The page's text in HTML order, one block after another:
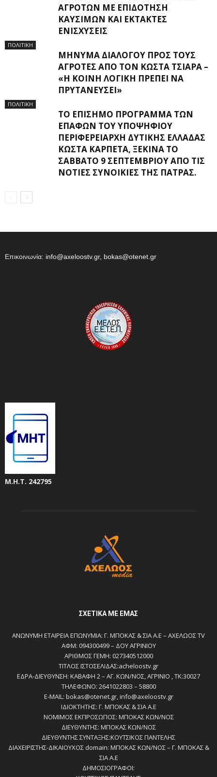
ΑΓΡΟΤΏΝ ΜΕ ΕΠΙΔΌΤΗΣΗ
ΚΑΥΣΊΜΩΝ ΚΑΙ ΈΚΤΑΚΤΕΣ
ΕΝΙΣΧΎΣΕΙΣ
ΠΟΛΙΤΙΚΗ
ΜΉΝΥΜΑ ΔΙΑΛΌΓΟΥ ΠΡΟΣ ΤΟΥΣ
ΑΓΡΌΤΕΣ ΑΠΌ ΤΟΝ ΚΏΣΤΑ ΤΣΙΆΡΑ –
«Η ΚΟΙΝΉ ΛΟΓΙΚΉ ΠΡΈΠΕΙ ΝΑ
ΠΡΥΤΑΝΕΎΣΕΙ»
ΠΟΛΙΤΙΚΗ
ΤΟ ΕΠΊΣΗΜΟ ΠΡΌΓΡΑΜΜΑ ΤΩΝ
ΕΠΑΦΏΝ ΤΟΥ ΥΠΟΨΉΦΙΟΥ
ΠΕΡΙΦΕΡΕΙΆΡΧΗ ΔΥΤΙΚΉΣ ΕΛΛΆΔΑΣ
ΚΏΣΤΑ ΚΑΡΠΈΤΑ, ΞΕΚΙΝΆ ΤΟ
ΣΆΒΒΑΤΟ 9 ΣΕΠΤΕΜΒΡΊΟΥ ΑΠΌ ΤΙΣ
ΝΌΤΙΕΣ ΣΥΝΟΙΚΊΕΣ ΤΗΣ ΠΆΤΡΑΣ.
Επικοινωνία: info@axeloostv.gr, bokas@otenet.gr
Μ.Η.Τ. 242795
ΣΧΕΤΙΚΆ ΜΕ ΕΜΆΣ
ΑΝΩΝΥΜΗ ΕΤΑΙΡΕΙΑ ΕΠΩΝΥΜΙΑ: Γ. ΜΠΟΚΑΣ & ΣΙΑ Α.Ε – ΑΧΕΛΩΟΣ TV
ΑΦΜ: 094300499 – ΔΟΥ ΑΓΡΙΝΙΟΥ
ΑΡΙΘΜΟΣ ΓΕΜΗ: 027340512000
ΤΙΤΛΟΣ ΙΣΤΟΣΕΛΙΔΑΣ:acheloostv.gr
ΕΔΡΑ-ΔΙΕΥΘΥΝΣΗ: ΚΑΒΑΦΗ 2 – ΑΓ. ΚΩΝ/ΝΟΣ, ΑΓΡΙΝΙΟ , ΤΚ:30027
ΤΗΛΕΦΩΝΟ: 2641022803 – 58800
E-MAIL: bokas@otenet.gr, info@axeloostv.gr
ΙΔΙΟΚΤΗΤΗΣ: Γ. ΜΠΟΚΑΣ & ΣΙΑ Α.Ε
ΝΟΜΙΜΟΣ ΕΚΠΡΟΣΩΠΟΣ: ΜΠΟΚΑΣ ΚΩΝ/ΝΟΣ
ΔΙΕΥΘΥΝΤΗΣ: ΜΠΟΚΑΣ ΚΩΝ/ΝΟΣ
ΔΙΕΥΘΥΝΤΗΣ ΣΥΝΤΑΞΗΣ:ΚΟΥΤΣΙΚΟΣ ΠΑΝΤΕΛΗΣ
ΔΙΑΧΕΙΡΙΣΤΗΣ-ΔΙΚΑΙΟΥΧΟΣ domain: ΜΠΟΚΑΣ ΚΩΝ/ΝΟΣ – Γ. ΜΠΟΚΑΣ &
ΣΙΑ Α.Ε
ΔΗΜΟΣΙΟΓΡΑΦΟΙ: